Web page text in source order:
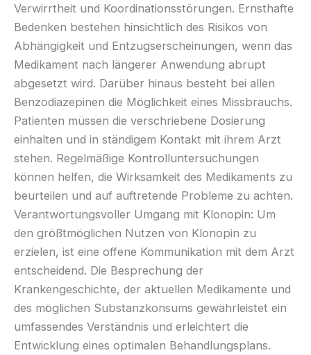
Verwirrtheit und Koordinationsstörungen. Ernsthafte
Bedenken bestehen hinsichtlich des Risikos von
Abhängigkeit und Entzugserscheinungen, wenn das
Medikament nach längerer Anwendung abrupt
abgesetzt wird. Darüber hinaus besteht bei allen
Benzodiazepinen die Möglichkeit eines Missbrauchs.
Patienten müssen die verschriebene Dosierung
einhalten und in ständigem Kontakt mit ihrem Arzt
stehen. Regelmäßige Kontrolluntersuchungen
können helfen, die Wirksamkeit des Medikaments zu
beurteilen und auf auftretende Probleme zu achten.
Verantwortungsvoller Umgang mit Klonopin: Um
den größtmöglichen Nutzen von Klonopin zu
erzielen, ist eine offene Kommunikation mit dem Arzt
entscheidend. Die Besprechung der
Krankengeschichte, der aktuellen Medikamente und
des möglichen Substanzkonsums gewährleistet ein
umfassendes Verständnis und erleichtert die
Entwicklung eines optimalen Behandlungsplans.